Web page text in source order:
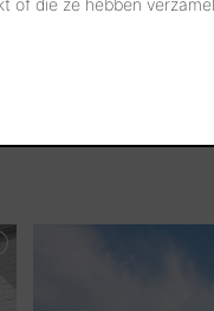
of die ze hebben